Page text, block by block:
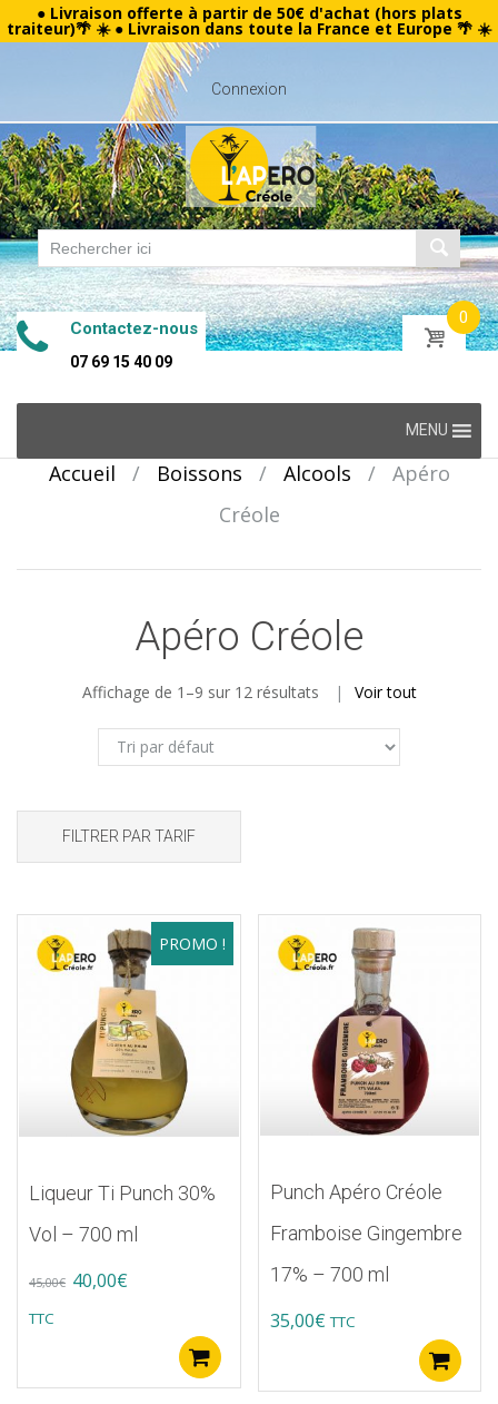
● Livraison offerte à partir de 50€ d'achat (hors plats
traiteur)🌴 ☀️ ● Livraison dans toute la France et Europe 🌴 ☀️
Connexion
Contactez-nous
07 69 15 40 09
0
content
MENU
Accueil / Boissons / Alcools /
Apéro
Créole
Apéro Créole
Affichage de 1–9 sur 12 résultats Voir tout
FILTRER PAR TARIF
PROMO !
Liqueur Ti Punch 30%
Vol – 700 ml
45,00€ Original
45,00€.
40,00€
40,00€.
TTC
Punch Apéro Créole
Framboise Gingembre
17% – 700 ml
35,00€ TTC